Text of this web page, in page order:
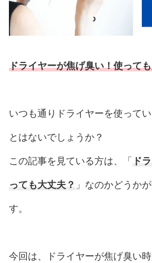
ドライヤーが焦げ臭い！使って
いつも通りドライヤーを使って
とはないでしょうか？
この記事を見ている方は、「 ド
っても大丈夫？ 」なのかどうか
す。
今回は、ドライヤーが焦げ臭い